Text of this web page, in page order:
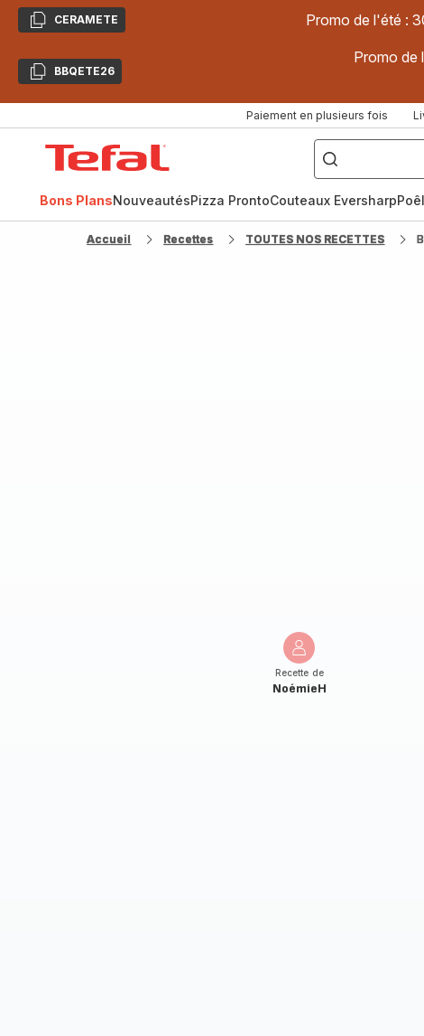
CopierCERAMETE Promo de l'été :
CopierBBQETE26
Promo de
Paiement en plusieurs fois
["Poêles
inox,
Cake
Factory,
Bons PlansNouveautésPizza ProntoCouteaux Eversharp
Accueil Recettes TOUTES NOS RECETTES
Recette de
NoémieH